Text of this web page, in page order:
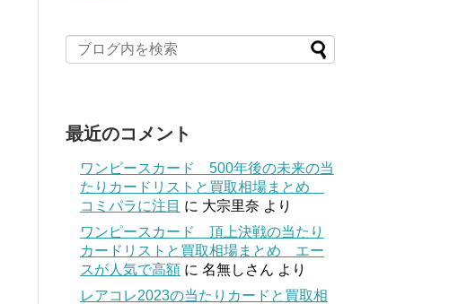
最近のコメント
ワンピースカード 500年後の未来の当
たりカードリストと買取相場まとめ
コミパラに注目 に 大宗里奈 より
ワンピースカード 頂上決戦の当たり
カードリストと買取相場まとめ エー
スが人気で高額 に 名無しさん より
レアコレ2023の当たりカードと買取相